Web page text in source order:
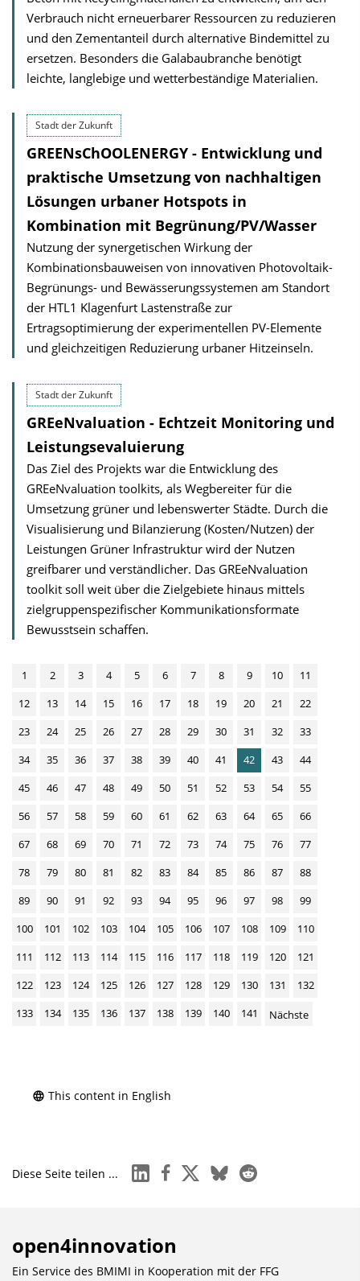
Verbrauch nicht erneuerbarer Ressourcen zu reduzieren
und den Zementanteil durch alternative Bindemittel zu
ersetzen. Besonders die Galabau­branche benötigt
leichte, langlebige und wetterbeständige Materialien.
Stadt der Zukunft
GREENsChOOLENERGY - Entwicklung und
praktische Umsetzung von nachhaltigen
Lösungen urbaner Hotspots in
Kombination mit Begrünung/PV/Wasser
Nutzung der synergetischen Wirkung der
Kombinationsbauweisen von innovativen Photovoltaik-
Begrünungs- und Bewässerungssystemen am Standort
der HTL1 Klagenfurt Lastenstraße zur
Ertragsoptimierung der experimentellen PV-Elemente
und gleichzeitigen Reduzierung urbaner Hitzeinseln.
Stadt der Zukunft
GREeNvaluation - Echtzeit Monitoring und
Leistungsevaluierung
Das Ziel des Projekts war die Entwicklung des
GREeNvaluation toolkits, als Wegbereiter für die
Umsetzung grüner und lebenswerter Städte. Durch die
Visualisierung und Bilanzierung (Kosten/Nutzen) der
Leistungen Grüner Infrastruktur wird der Nutzen
greifbarer und verständlicher. Das GREeNvaluation
toolkit soll weit über die Zielgebiete hinaus mittels
zielgruppenspezifischer Kommunikationsformate
Bewusstsein schaffen.
1 2 3 4 5 6 7 8 9 10
11
12
13 14 15 16 17 18 19 20 21
22
23
24 25 26 27 28 29 30 31 32
33
34
35 36 37 38 39 40 41 42 43
44
45
46 47 48 49 50 51 52 53 54
55
56
57 58 59 60 61 62 63 64 65
66
67
68 69 70 71 72 73 74 75 76
77
78
79 80 81 82 83 84 85 86 87
88
89
90 91 92 93 94 95 96 97 98
99
100
101 102 103 104 105 106 107 108 109
110
111
112 113 114 115 116 117 118 119 120
121
122
123 124 125 126 127 128 129 130 131
132
133
134 135 136 137 138 139 140 141 Nächste
This content in English
Diese Seite teilen ... linkedinfacebook
x blueskyreddit
open4innovation
Ein Service des BMIMI in Kooperation mit der FFG